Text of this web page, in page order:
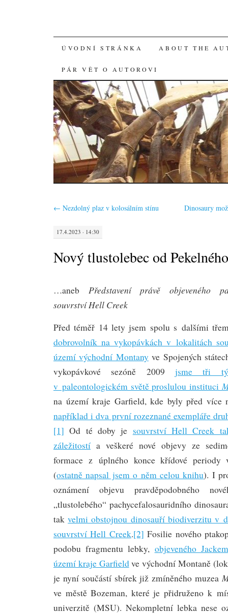
SKIP
TO
CONTENT
ÚVODNÍ STRÁNKA ABOUT THE
PÁR VĚT O AUTOROVI
← Nezdolný plaz v kolosálním stínu Dinosaury
17.4.2023 · 14:30
Nový tlustolebec od
…aneb Představení právě objeveného
souvrství Hell Creek
Před téměř 14 lety jsem spolu s dalšími
dobrovolník na vykopávkách v lokalitách
území východní Montany ve Spojených
vykopávkové sezóně 2009jsme tři
v paleontologickém světě proslulou instituci
na území kraje Garfield, kde byly před více
například i dva první rozeznané exempláře
[1] Od té doby je souvrství Hell Creek
záležitostí a veškeré nové objevy ze
formace z úplného konce křídové periody
(ostatně napsal jsem o něm celou knihu). I
oznámení objevu pravděpodobného
„tlustolebého“ pachycefalosauridního
takvelmi obstojnou dinosauří biodiverzitu v
souvrství Hell Creek.[2] Fosilie nového
podobu fragmentu lebky, objeveného
území kraje Garfieldve východní Montaně
je nyní součástí sbírek již zmíněného muzea
ve městě Bozeman, které je přidruženo k
univerzitě (MSU). Nekompletní lebka nese